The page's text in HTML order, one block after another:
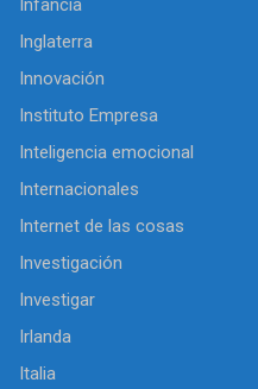
Infancia
Inglaterra
Innovación
Instituto Empresa
Inteligencia emocional
Internacionales
Internet de las cosas
Investigación
Investigar
Irlanda
Italia